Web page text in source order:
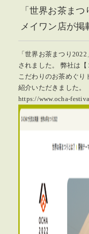
「世界お茶ま
メイワン店が掲
「世界お茶まつり
されました。 弊社は
こだわりのお茶めぐ
紹介いただきました
https://www.ocha-